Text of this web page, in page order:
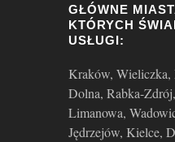
GŁÓWNE
KTÓRYCH
USŁUGI:
Kraków, Wieliczka,
Dolna, Rabka-
Limanowa,
Jędrzejów, Kielce,
Aktualności